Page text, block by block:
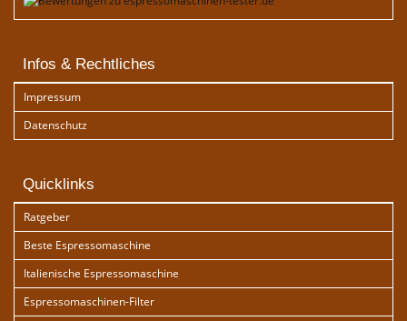
Infos & Rechtliches
Impressum
Datenschutz
Quicklinks
Ratgeber
Beste Espressomaschine
Italienische Espressomaschine
Espressomaschinen-Filter